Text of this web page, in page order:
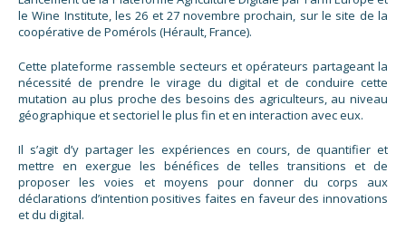
le Wine Institute, les 26 et 27 novembre prochain, sur le site de la
coopérative de Pomérols (Hérault, France).
Cette plateforme rassemble secteurs et opérateurs partageant la
nécessité de prendre le virage du digital et de conduire cette
mutation au plus proche des besoins des agriculteurs, au niveau
géographique et sectoriel le plus fin et en interaction avec eux.
Il s’agit d’y partager les expériences en cours, de quantifier et
mettre en exergue les bénéfices de telles transitions et de
proposer les voies et moyens pour donner du corps aux
déclarations d’intention positives faites en faveur des innovations
et du digital.